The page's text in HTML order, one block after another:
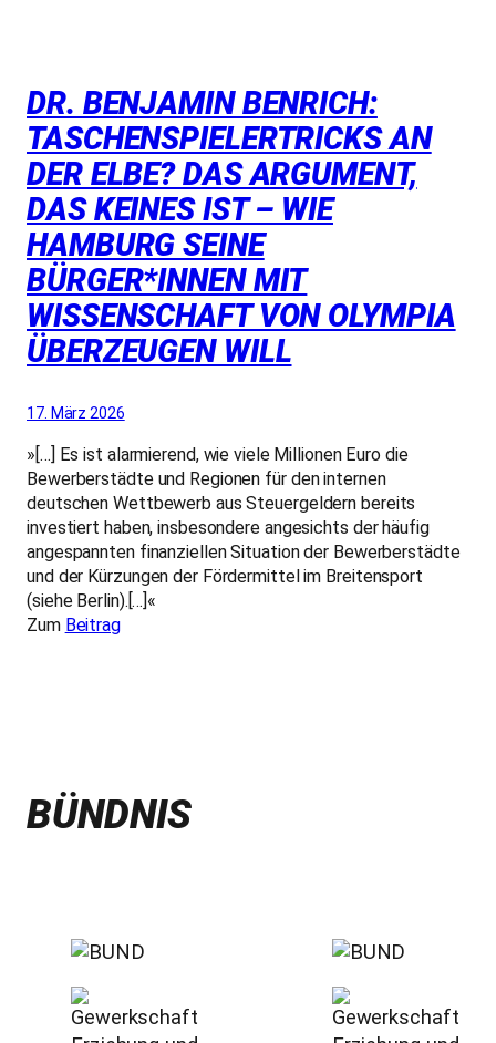
DR. BENJAMIN BENRICH:
TASCHENSPIELERTRICKS AN
DER ELBE? DAS ARGUMENT,
DAS KEINES IST – WIE
HAMBURG SEINE
BÜRGER*INNEN MIT
WISSENSCHAFT VON OLYMPIA
ÜBERZEUGEN WILL
17. März 2026
»[…] Es ist alarmierend, wie viele Millionen Euro die
Bewerberstädte und Regionen für den internen
deutschen Wettbewerb aus Steuergeldern bereits
investiert haben, insbesondere angesichts der häufig
angespannten finanziellen Situation der Bewerberstädte
und der Kürzungen der Fördermittel im Breitensport
(siehe Berlin).[…]«
Zum Beitrag
BÜNDNIS